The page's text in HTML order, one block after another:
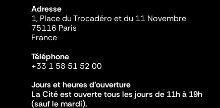
Adresse
1, Place du Trocadéro et du 11 Novembre
75116 Paris
France
Téléphone
+33 1 58 51 52 00
Jours et heures d'ouverture
La Cité est ouverte tous les jours de 11h à 19h
(sauf le mardi).